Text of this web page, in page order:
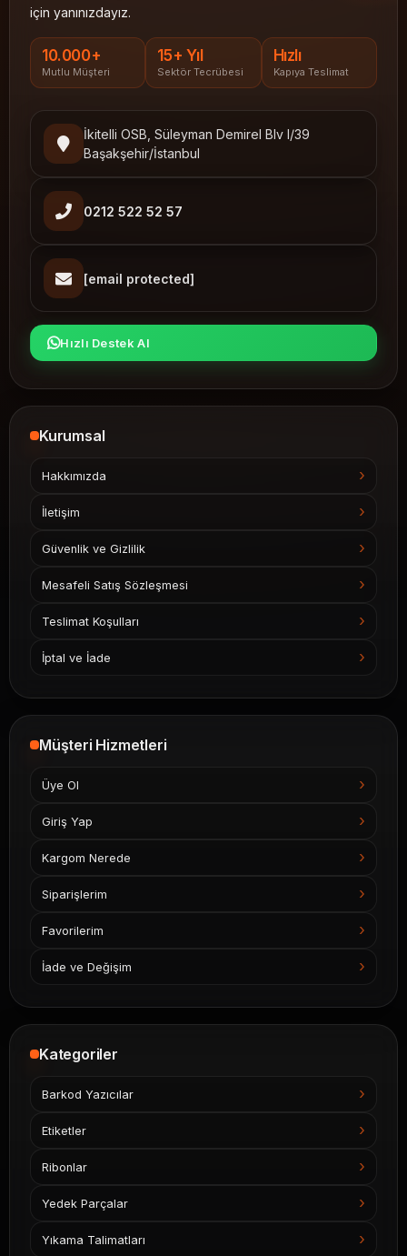
için yanınızdayız.
10.000+
Mutlu Müşteri
15+ Yıl
Sektör Tecrübesi
Hızlı
Kapıya Teslimat
İkitelli OSB, Süleyman Demirel Blv I/39
Başakşehir/İstanbul
0212 522 52 57
[email protected]
Hızlı Destek Al
Kurumsal
Hakkımızda
İletişim
Güvenlik ve Gizlilik
Mesafeli Satış Sözleşmesi
Teslimat Koşulları
İptal ve İade
Müşteri Hizmetleri
Üye Ol
Giriş Yap
Kargom Nerede
Siparişlerim
Favorilerim
İade ve Değişim
Kategoriler
Barkod Yazıcılar
Etiketler
Ribonlar
Yedek Parçalar
Yıkama Talimatları